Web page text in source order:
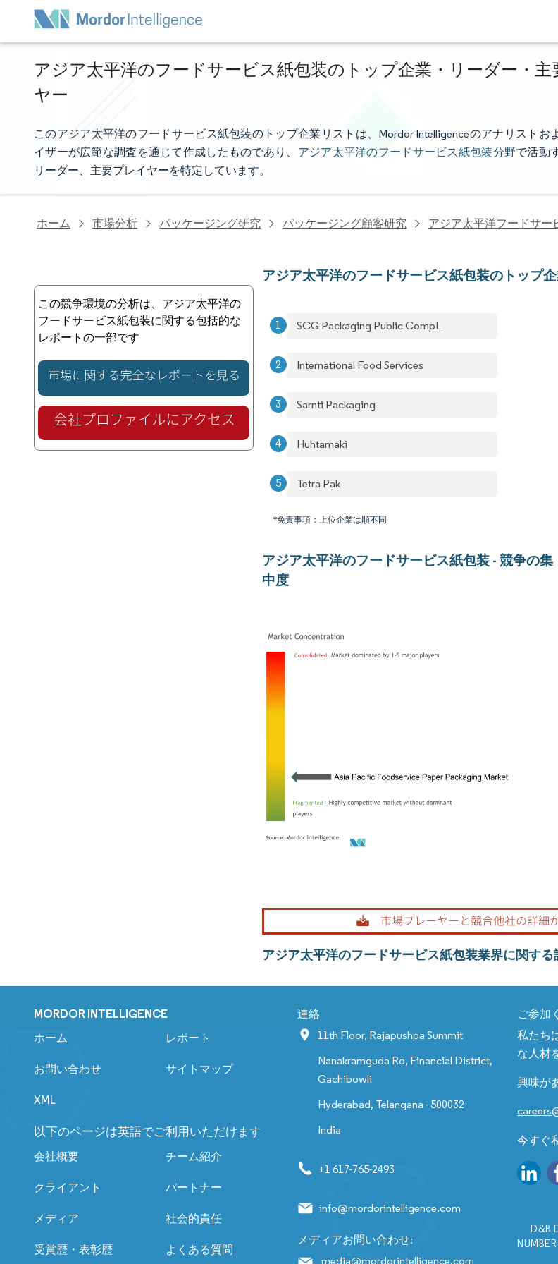
アジア太平洋のフードサービス紙包装のトップ企業・リーダー・主
ヤー
このアジア太平洋のフードサービス紙包装のトップ企業リストは、Mordor Intelligenceのアナリストお
イザーが広範な調査を通じて作成したものであり、 アジア太平洋のフードサービス紙包装分野で活動
リーダー、主要プレイヤーを特定しています。
ホーム 市場分析 パッケージング研究 パッケージング顧客研究 アジア太平洋フードサー
この競争環境の分析は、アジア太平洋の
フードサービス紙包装に関する包括的な
レポートの一部です
アジア太平洋のフードサービス紙包装のトップ
SCG Packaging Public CompL
International Food Services
Sarnti Packaging
Huhtamaki
Tetra Pak
*免責事項：上位企業は順不同
アジア太平洋のフードサービス紙包装 - 競争の集
中度
アジア太平洋のフードサービス紙包装業界に関す
MORDOR INTELLIGENCE
ホーム レポート
お問い合わせ サイトマップ
XML
以下のページは英語でご利用いただけます
会社概要 チーム紹介
クライアント パートナー
メディア 社会的責任
受賞歴・表彰歴 よくある質問
連絡
11th Floor, Rajapushpa Summit
Nanakramguda Rd, Financial District,
Gachibowli
Hyderabad, Telangana - 500032
India
+1 617-765-2493
info@mordorintelligence.com
メディアお問い合わせ:
media@mordorintelligence.com
ご参加
私たち
な人材
興味が
今すぐ
D&B